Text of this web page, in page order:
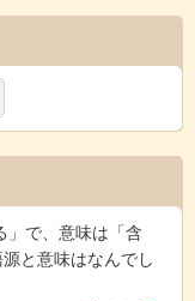
で、意味は「含
と意味はなんでし